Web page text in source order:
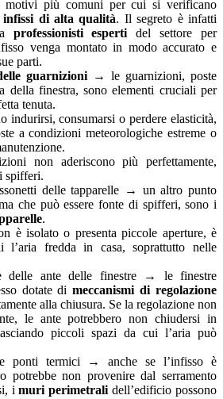
motivi più comuni per cui si verificano
infissi di alta qualità. Il segreto è infatti
professionisti espertidel settore per
venga montato in modo accurato e
parti.
guarnizioni → le guarnizioni, poste
della finestra, sono elementi cruciali per
tenuta.
indurirsi, consumarsi o perdere elasticità,
a condizioni meteorologiche estreme o
non aderiscono più perfettamente,
spifferi.
delle tapparelle → un altro punto
che può essere fonte di spifferi, sono i
.
è isolato o presenta piccole aperture, è
fredda in casa, soprattutto nelle
delle ante delle finestre → le finestre
dotate dimeccanismi di regolazione
alla chiusura. Se la regolazione non
le ante potrebbero non chiudersi in
piccoli spazi da cui l’aria può
ponti termici → anche se l’infisso è
potrebbe non provenire dal serramento
imuri perimetralidell’edificio possono